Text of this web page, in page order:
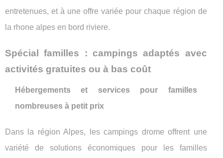
entretenues, et à une offre variée pour chaque région de
la rhone alpes en bord riviere.
Spécial familles : campings adaptés avec
activités gratuites ou à bas coût
Hébergements et services pour familles
nombreuses à petit prix
Dans la région Alpes, les campings drome offrent une
variété de solutions économiques pour les familles